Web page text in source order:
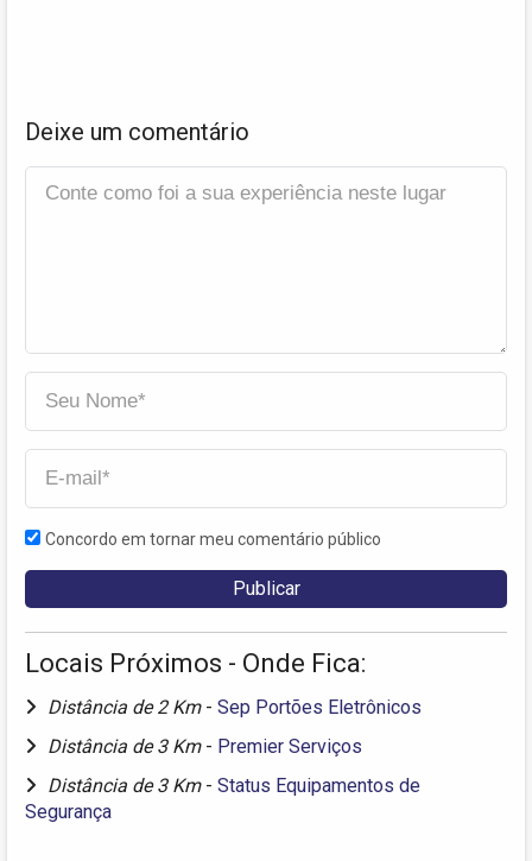
Deixe um comentário
Concordo em tornar meu comentário público
Locais Próximos - Onde Fica:
Distância de 2 Km - Sep Portões Eletrônicos
Distância de 3 Km - Premier Serviços
Distância de 3 Km - Status Equipamentos de
Segurança